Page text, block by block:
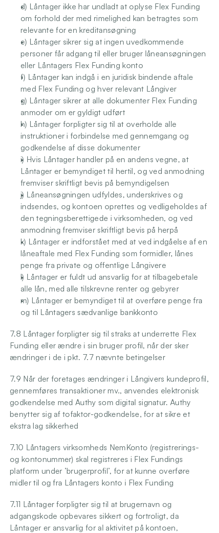
d) Låntager ikke har undladt at oplyse Flex Funding
om forhold der med rimelighed kan betragtes som
relevante for en kreditansøgning
e) Låntager sikrer sig at ingen uvedkommende
personer får adgang til eller bruger låneansøgningen
eller Låntagers Flex Funding konto
f) Låntager kan indgå i en juridisk bindende aftale
med Flex Funding og hver relevant Långiver
g) Låntager sikrer at alle dokumenter Flex Funding
anmoder om er gyldigt udført
h) Låntager forpligter sig til at overholde alle
instruktioner i forbindelse med gennemgang og
godkendelse af disse dokumenter
i) Hvis Låntager handler på en andens vegne, at
Låntager er bemyndiget til hertil, og ved anmodning
fremviser skriftligt bevis på bemyndigelsen
j) Låneansøgningen udfyldes, underskrives og
indsendes, og kontoen oprettes og vedligeholdes af
den tegningsberettigede i virksomheden, og ved
anmodning fremviser skriftligt bevis på herpå
k) Låntager er indforstået med at ved indgåelse af en
låneaftale med Flex Funding som formidler, lånes
penge fra private og offentlige Långivere
l) Låntager er fuldt ud ansvarlig for at tilbagebetale
alle lån, med alle tilskrevne renter og gebyrer
m) Låntager er bemyndiget til at overføre penge fra
og til Låntagers sædvanlige bankkonto
7.8 Låntager forpligter sig til straks at underrette Flex
Funding eller ændre i sin bruger profil, når der sker
ændringer i de i pkt. 7.7 nævnte betingelser
7.9 Når der foretages ændringer i Långivers kundeprofil,
gennemføres transaktioner mv., anvendes elektronisk
godkendelse med Authy som digital signatur. Authy
benytter sig af tofaktor-godkendelse, for at sikre et
ekstra lag sikkerhed
7.10 Låntagers virksomheds NemKonto (registrerings-
og kontonummer) skal registreres i Flex Fundings
platform under ’brugerprofil’, for at kunne overføre
midler til og fra Låntagers konto i Flex Funding
7.11 Låntager forpligter sig til at brugernavn og
adgangskode opbevares sikkert og fortroligt, da
Låntager er ansvarlig for al aktivitet på kontoen,